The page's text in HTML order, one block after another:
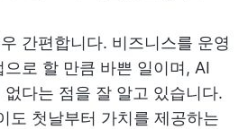
간편합니다. 비즈니스를 운영
로 할 만큼 바쁜 일이며, AI
다는 점을 잘 알고 있습니다.
도 첫날부터 가치를 제공하는